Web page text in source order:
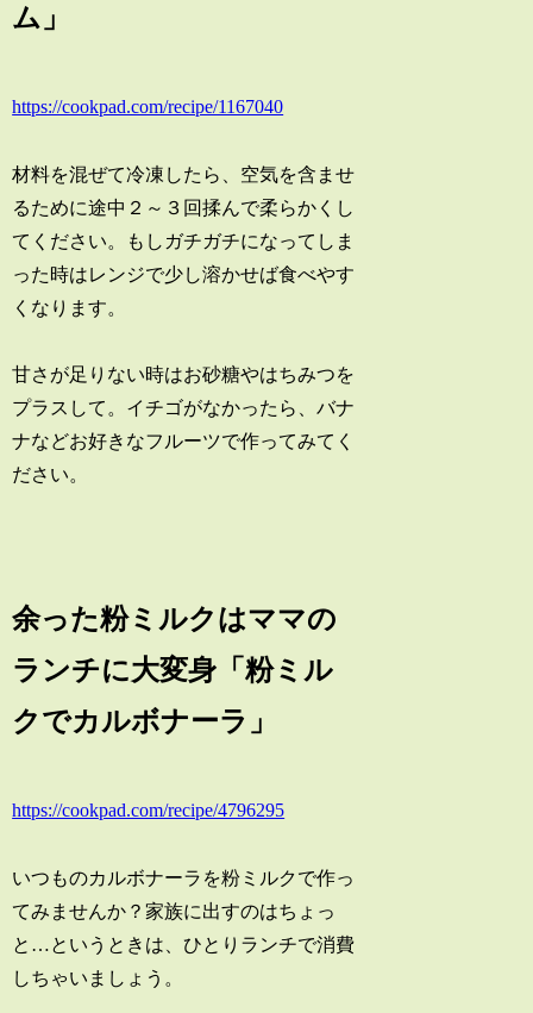
ム」
https://cookpad.com/recipe/1167040
材料を混ぜて冷凍したら、空気を含ませ
るために途中２～３回揉んで柔らかくし
てください。もしガチガチになってしま
った時はレンジで少し溶かせば食べやす
くなります。
甘さが足りない時はお砂糖やはちみつを
プラスして。イチゴがなかったら、バナ
ナなどお好きなフルーツで作ってみてく
ださい。
余った粉ミルクはママの
ランチに大変身「粉ミル
クでカルボナーラ」
https://cookpad.com/recipe/4796295
いつものカルボナーラを粉ミルクで作っ
てみませんか？家族に出すのはちょっ
と…というときは、ひとりランチで消費
しちゃいましょう。